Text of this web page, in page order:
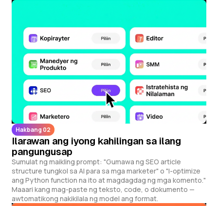
Hakbang 02
Ilarawan ang iyong kahilingan sa ilang
pangungusap
Sumulat ng maikling prompt: "Gumawa ng SEO article
structure tungkol sa AI para sa mga marketer" o "I-optimize
ang Python function na ito at magdagdag ng mga komento."
Maaari kang mag-paste ng teksto, code, o dokumento —
awtomatikong nakikilala ng model ang format.